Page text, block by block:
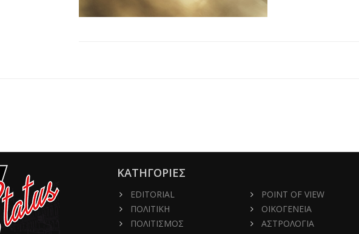
ΚΑΤΗΓΟΡΙΕΣ
EDITORIAL
ΠΟΛΙΤΙΚΗ
ΠΟΛΙΤΙΣΜΟΣ
POINT OF VIEW
ΟΙΚΟΓΕΝΕΙΑ
ΑΣΤΡΟΛΟΓΙΑ